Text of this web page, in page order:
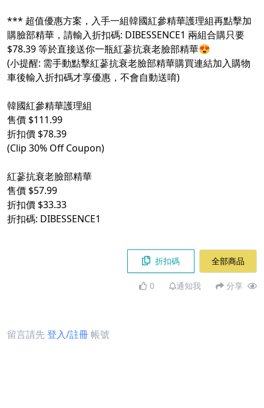
*** 超值優惠方案，入手一組韓國紅參精華護理組再點擊加
購臉部精華，請輸入折扣碼: DIBESSENCE1 兩組合購只要
$78.39 等於直接送你一瓶紅蔘抗衰老臉部精華😍
(小提醒: 需手動點擊紅蔘抗衰老臉部精華購買連結加入購物
車後輸入折扣碼才享優惠，不會自動送唷)
韓國紅參精華護理組
售價 $111.99
折扣價 $78.39
(Clip 30% Off Coupon)
紅蔘抗衰老臉部精華
售價 $57.99
折扣價 $33.33
折扣碼: DIBESSENCE1
折扣碼 全部商品
0 通知我 分享
留言請先登入/註冊帳號